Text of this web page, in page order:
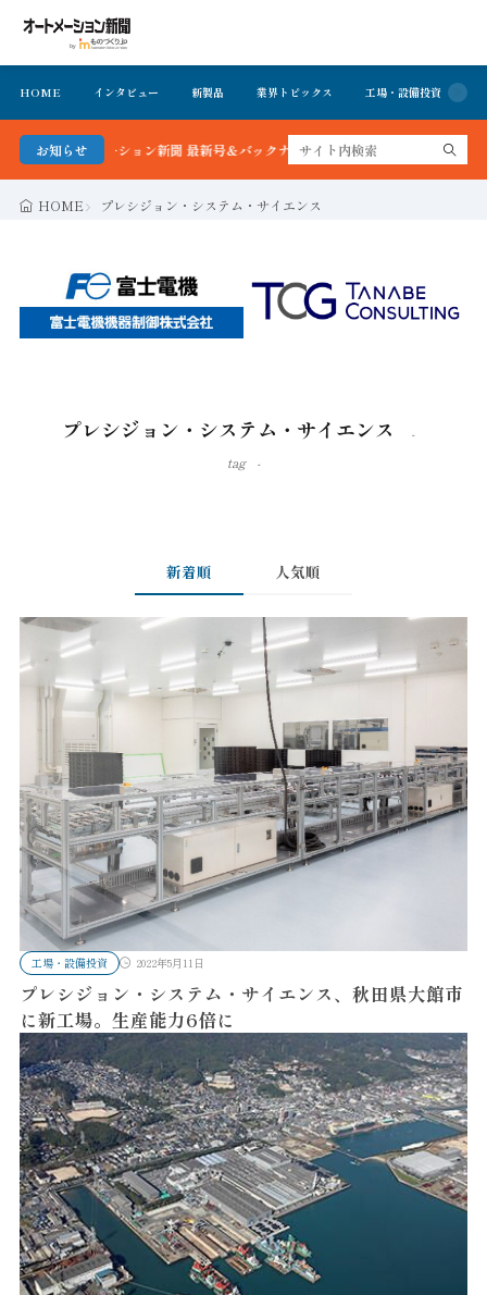
HOME インタビュー 新製品 業界トピックス 工場・設備投資
お知らせ
ートメーション新聞 最新号＆バックナンバーを無料で公開中 詳細はこちら
HOME プレシジョン・システム・サイエンス
プレシジョン・システム・サイエンス
tag
新着順 人気順
工場・設備投資 2022年5月11日
プレシジョン・システム・サイエンス、秋田県大館市
に新工場。生産能力6倍に